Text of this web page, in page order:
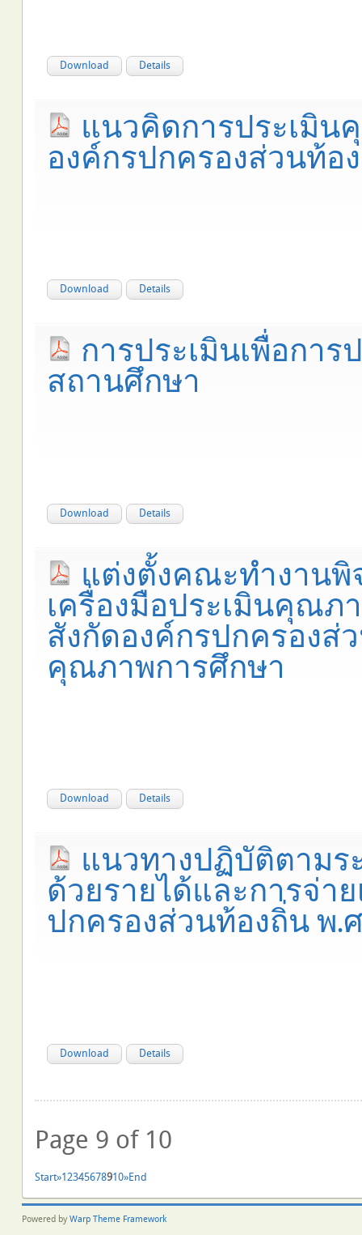
Download Details
แนวคิดการประเมิ
องค์กรปกครองส่วนท้อ
Download Details
การประเมินเพื่อกา
สถานศึกษา
Download Details
แต่งตั้งคณะทำงานพิ
เครื่องมือประเมินคุณ
สังกัดองค์กรปกครองส่
คุณภาพการศึกษา
Download Details
แนวทางปฏิบัติตามร
ด้วยรายได้และการจ่า
ปกครองส่วนท้องถิ่น พ.
Download Details
Page 9 of 10
Start»1 2345678910»End
Powered by Warp Theme Framework